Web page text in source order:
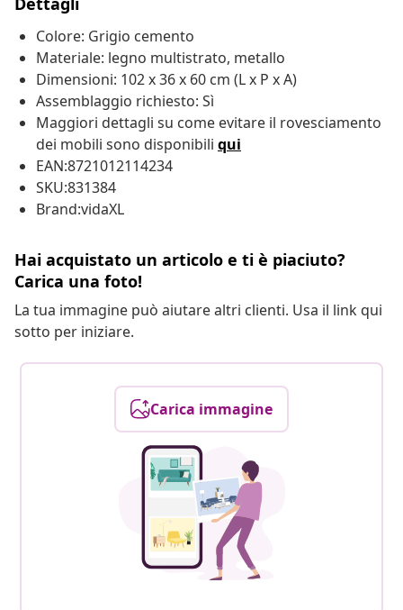
Colore: Grigio cemento
Materiale: legno multistrato, metallo
Dimensioni: 102 x 36 x 60 cm (L x P x A)
Assemblaggio richiesto: Sì
Maggiori dettagli su come evitare il rovesciamento
dei mobili sono disponibili qui
EAN:8721012114234
SKU:831384
Brand:vidaXL
Hai acquistato un articolo e ti è piaciuto?
Carica una foto!
La tua immagine può aiutare altri clienti. Usa il link qui
sotto per iniziare.
Carica immagine